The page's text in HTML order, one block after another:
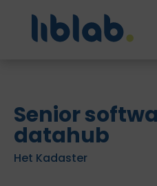
Senior
datahub
Het Kadaster